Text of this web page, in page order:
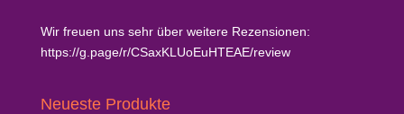
Wir freuen uns sehr über weitere Rezensionen:
https://g.page/r/CSaxKLUoEuHTEAE/review
Neueste Produkte